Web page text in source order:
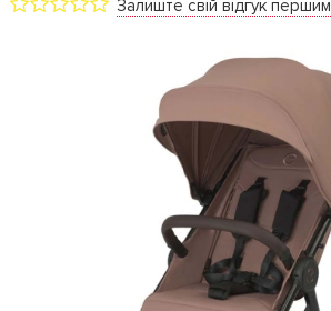
Залиште свій відгук першим